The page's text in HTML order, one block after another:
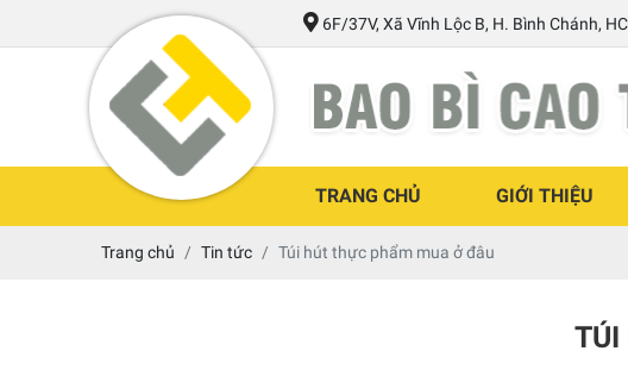
6F/37V, Xã Vĩnh Lộc B, H. Bình Chánh,
TRANG CHỦ GIỚI THIỆU
Trang chủ Tin tức Túi hút thực phẩm mua ở đâu
TÚI